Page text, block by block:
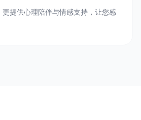
提供心理陪伴与情感支持，让您感